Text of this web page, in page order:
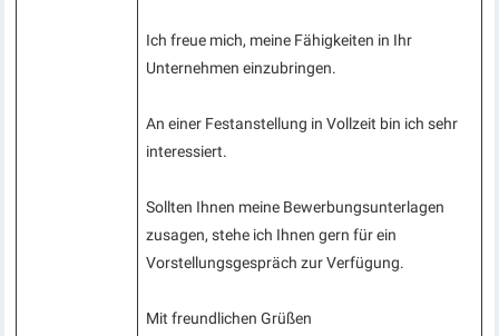
Ich freue mich, meine Fähigkeiten in Ihr
Unternehmen einzubringen.
An einer Festanstellung in Vollzeit bin ich sehr
interessiert.
Sollten Ihnen meine Bewerbungsunterlagen
zusagen, stehe ich Ihnen gern für ein
Vorstellungsgespräch zur Verfügung.
Mit freundlichen Grüßen